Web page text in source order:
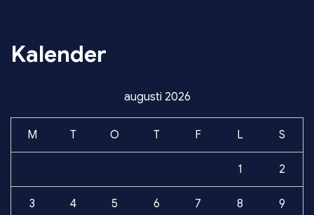
Kalender
augusti 2026
M T O T F L S
1 2
3 4 5 6 7 8 9